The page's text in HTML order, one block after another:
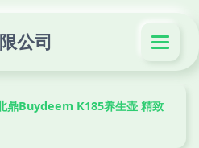
公司
鼎Buydeem K185养生壶 精致